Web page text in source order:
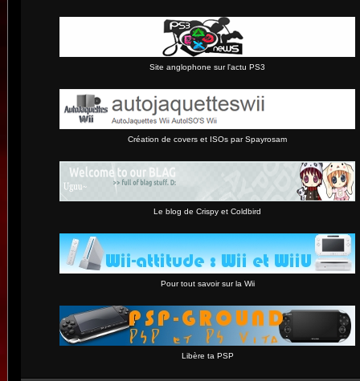
Site anglophone sur l'actu PS3
Création de covers et ISOs par Spayrosam
Le blog de Crispy et Coldbird
Pour tout savoir sur la Wii
Libère ta PSP